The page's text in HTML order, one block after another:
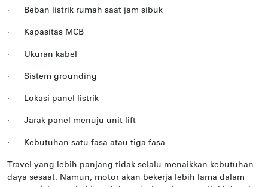
· Beban listrik rumah saat jam sibuk
· Kapasitas MCB
· Ukuran kabel
· Sistem grounding
· Lokasi panel listrik
· Jarak panel menuju unit lift
· Kebutuhan satu fasa atau tiga fasa
Travel yang lebih panjang tidak selalu menaikkan kebutuhan
daya sesaat. Namun, motor akan bekerja lebih lama dalam